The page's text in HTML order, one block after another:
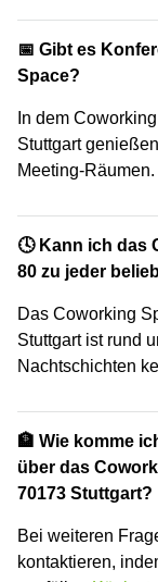
📅 Gibt es
Space?
In dem
Stuttgart
Meeting-Räumen.
🕓 Kann ich das
80 zu jeder
Das Coworking
Stuttgart ist rund
Nachtschichten
🏦 Wie komme
über das
70173 Stuttgart?
Bei weiteren
kontaktieren,